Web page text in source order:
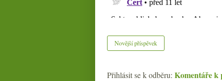
Novější příspěvek
Přihlásit se k odběru: Komentáře k